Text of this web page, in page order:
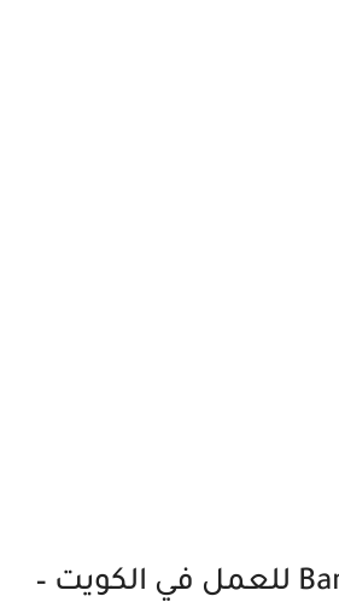
مطلوب Barista للعمل في الكويت –